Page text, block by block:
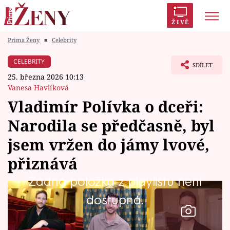
ŽIVĚ
Módní alarm
Témata
Celebrity
Vztahy
Seriály
Prima Ženy ■ Celebrity
CELEBRITY
25. března 2026 10:13
Vanesa Havlíková
SDÍLET
Vladimír Polívka o dceři:
Narodila se předčasně, byl
jsem vržen do jámy lvové,
přiznává
Žádná položka z playlistu není
dostupná.